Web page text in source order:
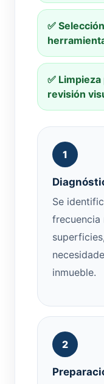
✅
✅
revisión
1
Se
frecuencia
inmueble.
2